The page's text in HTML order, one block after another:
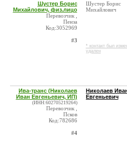
Шустер Борис
Михайлович, физ.лицо
Перевозчик ,
Пенза
Код:3052969
#3
Шустер Борис
Михайлович
* контакт был
удален
Ива-транс (Николаев
Иван Евгеньевич, ИП)
(ИНН:602705219264)
Перевозчик ,
Псков
Код:782686
#4
Николаев
Евгеньевич